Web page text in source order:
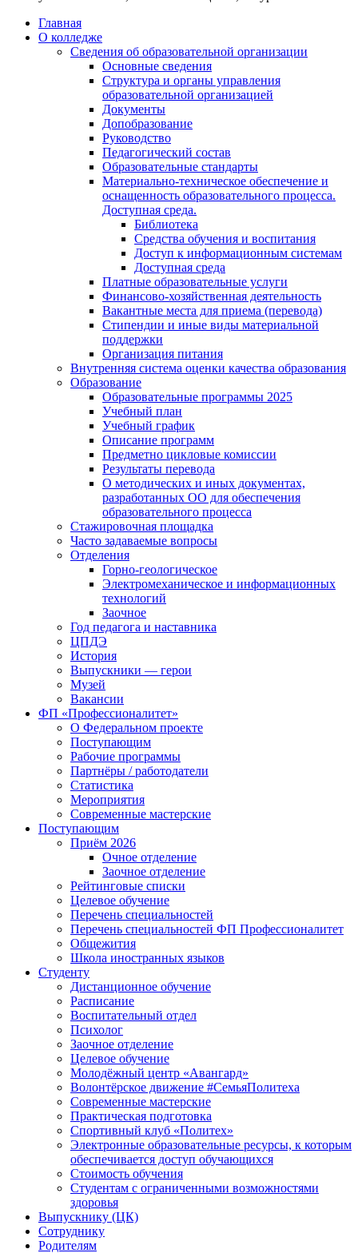
Главная
О колледже
Сведения об образовательной организации
Основные сведения
Структура и органы управления
образовательной организацией
Документы
Допобразование
Руководство
Педагогический состав
Образовательные стандарты
Материально-техническое обеспечение и
оснащенность образовательного процесса.
Доступная среда.
Библиотека
Средства обучения и воспитания
Доступ к информационным системам
Доступная среда
Платные образовательные услуги
Финансово-хозяйственная деятельность
Вакантные места для приема (перевода)
Стипендии и иные виды материальной
поддержки
Организация питания
Внутренняя система оценки качества образования
Образование
Образовательные программы 2025
Учебный план
Учебный график
Описание программ
Предметно цикловые комиссии
Результаты перевода
О методических и иных документах,
разработанных ОО для обеспечения
образовательного процесса
Стажировочная площадка
Часто задаваемые вопросы
Отделения
Горно-геологическое
Электромеханическое и информационных
технологий
Заочное
Год педагога и наставника
ЦПДЭ
История
Выпускники — герои
Музей
Вакансии
ФП «Профессионалитет»
О Федеральном проекте
Поступающим
Рабочие программы
Партнёры / работодатели
Статистика
Мероприятия
Современные мастерские
Поступающим
Приём 2026
Очное отделение
Заочное отделение
Рейтинговые списки
Целевое обучение
Перечень специальностей
Перечень специальностей ФП Профессионалитет
Общежития
Школа иностранных языков
Студенту
Дистанционное обучение
Расписание
Воспитательный отдел
Психолог
Заочное отделение
Целевое обучение
Молодёжный центр «Авангард»
Волонтёрское движение #СемьяПолитеха
Современные мастерские
Практическая подготовка
Спортивный клуб «Политех»
Электронные образовательные ресурсы, к которым
обеспечивается доступ обучающихся
Стоимость обучения
Студентам с ограниченными возможностями
здоровья
Выпускнику (ЦК)
Сотруднику
Родителям